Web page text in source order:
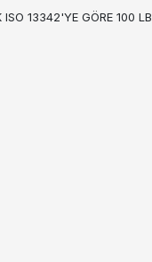
13342'YE GÖRE 100